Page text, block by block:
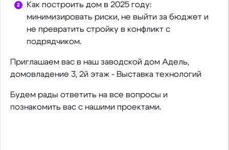
Как построить дом в 2025 году:
минимизировать риски, не выйти за бюджет и
не превратить стройку в конфликт с
подрядчиком.
Приглашаем вас в наш заводской дом Адель,
домовладение 3, 2й этаж - Выставка технологий
Будем рады ответить на все вопросы и
познакомить вас с нашими проектами.